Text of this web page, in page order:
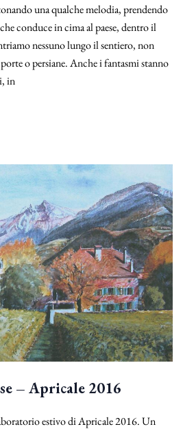
una qualche melodia, prendendo
conduce in cima al paese, dentro il
nessuno lungo il sentiero, non
o persiane. Anche i fantasmi stanno
in
– Apricale 2016
estivo di Apricale 2016. Un